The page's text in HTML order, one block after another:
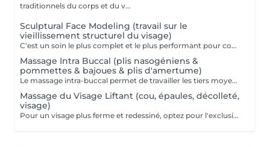
traditionnels du corps et du v...
Sculptural Face Modeling (travail sur le
vieillissement structurel du visage)
C'est un soin le plus complet et le plus performant pour combattre et/ou prévenir des changements du visage, du cou et le décolleté provoqués par le vieillissement. Cette technique se base sur les connaissances d'anatomie générale, sur la compréhension des mécanismes physiologiques du vieillissement et sur l'analyse esthétique du visage. Quatre techniques sont utilisées durant ce massage : Massage mio-fascial, Massage intra-buccale, Lifting, Drainage lymphatique. Grace à ses nombreux effets, Sculptural Face Modeling rencontre beaucoup de succès parmi des adeptes des méthodes de rajeunissement naturelles et non-invasives, alternatives aux techniques de chirurgie esthétique. Prendre connaissance des contre-indications pour le massage intra buccal est important: Maladies infectieuses de la cavité buccale Maladies de la peau du visage et du décolleté Injections de produits d'acide hyaluronique dans les sillons nasogéniens au cours des 6 derniers mois Injections de fillers dans la zone des lèvres et des joues au cours des 6 derniers mois Les fils tenseurs au cours des 12 derniers mois Injections de la toxine botulique au cours des 6 derniers mois Prothèses, implantation & Extraction dentaire et dentisterie orthopédique au cours des 6 derniers mois Maladies de la glande thyroïde (glande thyroïde hypertrophiée et/ou la présence de tumeurs)
Massage Intra Buccal (plis nasogéniens &
pommettes & bajoues & plis d'amertume)
Le massage intra-buccal permet de travailler les tiers moyen et inferieur du visage qui sont particulièrement touchés par les changements dus à l'âge : plis nasogénien, bajoues, rides autour de la bouche, plis d'amertume, « peau d'orange » du menton. C'est une technique vraiment originale et subtile, qui stimule les muscles du visage par un double massage interne et externe. Le but du massage intra-buccal est d'éliminer l'hypertonie des muscles du visage, de soulager les tensions dans les zones d'attachement musculaire aux os et de diminuer les poches et les cernes sous les yeux. Note importante : le massage intra-buccal a pour but un effet esthétique mais pas thérapeutique. Il n'est pas indiqué pour soigner le bruxisme !
Massage du Visage Liftant (cou, épaules, décolleté,
visage)
Pour un visage plus ferme et redessiné, optez pour l'exclusivité d'un massage de votre visage personnalisé. Pendant 60 min des dizaines de techniques, de gestes précis, minutieux, vont stimuler, détendre, oxygéner les différents tissus qui composent votre visage & décolleté & épaules. Le résultat est aussi bien une sensation unique de bien-être de détente, qu'un visage lissé, repulpé, lumineux et éclatant.